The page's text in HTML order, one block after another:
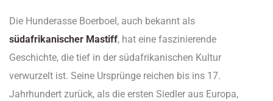
Die Hunderasse Boerboel, auch bekannt als
südafrikanischer Mastiff, hat eine faszinierende
Geschichte, die tief in der südafrikanischen Kultur
verwurzelt ist. Seine Ursprünge reichen bis ins 17.
Jahrhundert zurück, als die ersten Siedler aus Europa,